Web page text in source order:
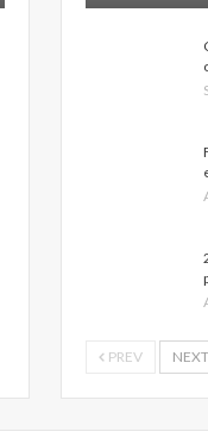
PREV NEXT